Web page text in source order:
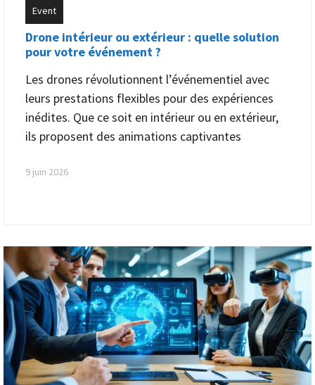
Event
Drone intérieur ou extérieur : quelle solution
pour votre événement ?
Les drones révolutionnent l’événementiel avec
leurs prestations flexibles pour des expériences
inédites. Que ce soit en intérieur ou en extérieur,
ils proposent des animations captivantes
9 juin 2026